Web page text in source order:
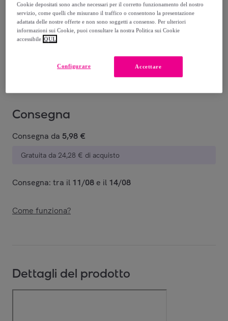
41 DEEP
BROWN
34 BLUE 03 BUTTER 40 BLACK 02 POWDER
WYCON cosmetics
Consegna
Consegna da 5,98 €
Gratuita da 24,28 € di acquisto
Consegna: tra il 11/08 e il 14/08
Come funziona?
Dettagli del prodotto
Cookie depositati sono anche necessari per il corretto funzionamento del nostro
servizio, come quelli che misurano il traffico o consentono la presentazione
adattata delle nostre offerte e non sono soggetti a consenso. Per ulteriori
informazioni sui Cookie, puoi consultare la nostra Politica sui Cookie
accessibile QUI.
Accettare
Configurare